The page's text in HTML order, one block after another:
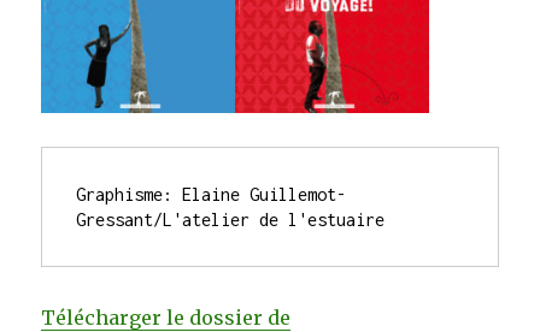
Graphisme: Elaine Guillemot-
Gressant/L'atelier de l'estuaire
Télécharger le dossier de